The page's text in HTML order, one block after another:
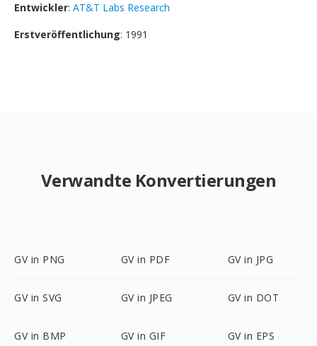
Entwickler: AT&T Labs Research
Erstveröffentlichung: 1991
Verwandte Konvertierungen
GV in PNG GV in PDF GV in JPG
GV in SVG GV in JPEG GV in DOT
GV in BMP GV in GIF GV in EPS